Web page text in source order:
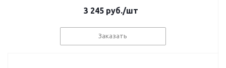
3 245 руб./шт
Заказать